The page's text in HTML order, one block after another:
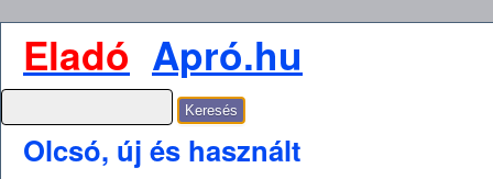
Eladó Apró.hu
Olcsó, új és használt